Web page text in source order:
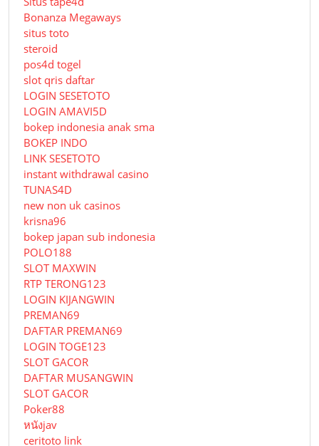
Bonanza Megaways
situs toto
steroid
pos4d togel
slot qris daftar
LOGIN SESETOTO
LOGIN AMAVI5D
bokep indonesia anak sma
BOKEP INDO
LINK SESETOTO
instant withdrawal casino
TUNAS4D
new non uk casinos
krisna96
bokep japan sub indonesia
POLO188
SLOT MAXWIN
RTP TERONG123
LOGIN KIJANGWIN
PREMAN69
DAFTAR PREMAN69
LOGIN TOGE123
SLOT GACOR
DAFTAR MUSANGWIN
SLOT GACOR
Poker88
หนังjav
ceritoto link